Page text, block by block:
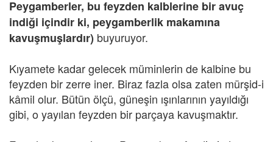
Peygamberler, bu feyzden kalblerine bir avuç
indiği içindir ki, peygamberlik makamına
kavuşmuşlardır) buyuruyor.
Kıyamete kadar gelecek müminlerin de kalbine bu
feyzden bir zerre iner. Biraz fazla olsa zaten mürşid-i
kâmil olur. Bütün ölçü, güneşin ışınlarının yayıldığı
gibi, o yayılan feyzden bir parçaya kavuşmaktır.